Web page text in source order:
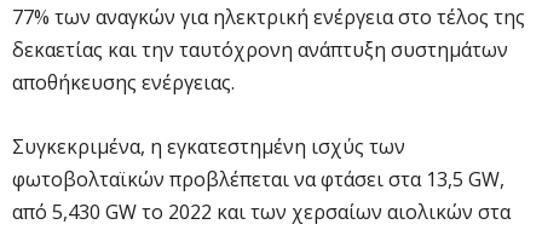
77% των αναγκών για ηλεκτρική ενέργεια στο τέλος της
δεκαετίας και την ταυτόχρονη ανάπτυξη συστημάτων
αποθήκευσης ενέργειας.
Συγκεκριμένα, η εγκατεστημένη ισχύς των
φωτοβολταϊκών προβλέπεται να φτάσει στα 13,5 GW,
από 5,430 GW το 2022 και των χερσαίων αιολικών στα